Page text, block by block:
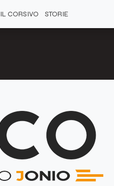
IL CORSIVO STORIE